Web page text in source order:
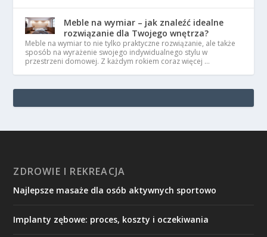
Meble na wymiar – jak znaleźć idealne
rozwiązanie dla Twojego wnętrza?
Meble na wymiar to nie tylko praktyczne rozwiązanie, ale także
sposób na wyrażenie swojego indywidualnego stylu w
przestrzeni domowej. Z każdym rokiem coraz więcej …
ZDROWIE I REKREACJA
Najlepsze masaże dla osób aktywnych sportowo
Implanty zębowe: proces, koszty i oczekiwania